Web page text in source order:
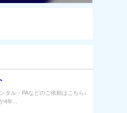
タル・PAなどのご依頼はこちら↓
4年...